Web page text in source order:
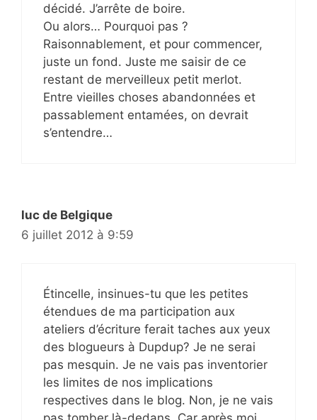
décidé. J’arrête de boire.
Ou alors… Pourquoi pas ?
Raisonnablement, et pour commencer,
juste un fond. Juste me saisir de ce
restant de merveilleux petit merlot.
Entre vieilles choses abandonnées et
passablement entamées, on devrait
s’entendre…
luc de Belgique
6 juillet 2012 à 9:59
Étincelle, insinues-tu que les petites
étendues de ma participation aux
ateliers d’écriture ferait taches aux yeux
des blogueurs à Dupdup? Je ne serai
pas mesquin. Je ne vais pas inventorier
les limites de nos implications
respectives dans le blog. Non, je ne vais